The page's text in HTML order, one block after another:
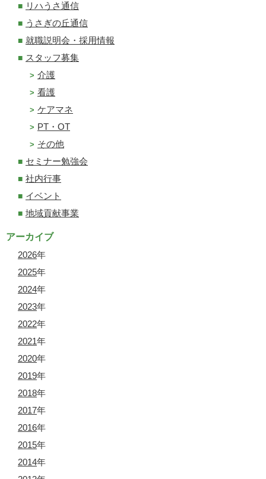
リハうさ通信
うさぎの丘通信
就職説明会・採用情報
スタッフ募集
介護
看護
ケアマネ
PT・OT
その他
セミナー勉強会
社内行事
イベント
地域貢献事業
アーカイブ
2026年
2025年
2024年
2023年
2022年
2021年
2020年
2019年
2018年
2017年
2016年
2015年
2014年